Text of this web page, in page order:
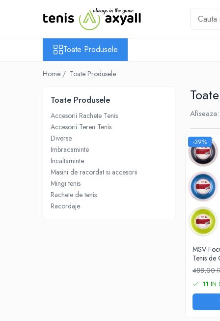
Rachete Juniori
Toate Produsele
Home / Toate Produsele
Toate Produsele
Accesorii Rachete Tenis
Accesorii Teren Tenis
Diverse
Imbracaminte
Incaltaminte
Masini de racordat si accesorii
Mingi tenis
Rachete de tenis
Racordaje
Afiseaza:
-39%
MSV
Tenis de
488,00
11 IN